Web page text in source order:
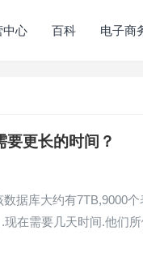
中心 百科 电子商
更长的时间？
据库大约有7TB,9000
在需要几天时间.他们